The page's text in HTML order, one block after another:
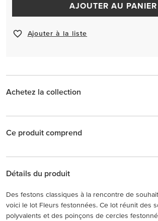
AJOUTER AU PANIER
Ajouter à la liste
Achetez la collection
Ce produit comprend
Détails du produit
Des festons classiques à la rencontre de
voici le lot Fleurs festonnées. Ce lot réunit des
polyvalents et des poinçons de cercles